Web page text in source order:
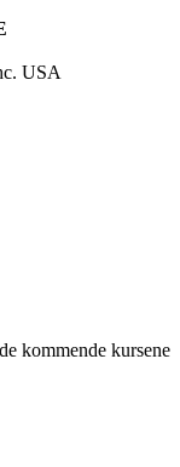
USA
kommende kursene